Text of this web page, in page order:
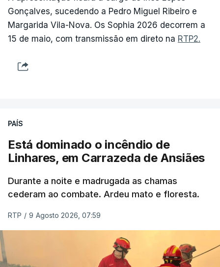
Gonçalves, sucedendo a Pedro Miguel Ribeiro e
Margarida Vila-Nova. Os Sophia 2026 decorrem a
15 de maio, com transmissão em direto na RTP2.
PAÍS
Está dominado o incêndio de
Linhares, em Carrazeda de Ansiães
Durante a noite e madrugada as chamas
cederam ao combate. Ardeu mato e floresta.
RTP / 9 Agosto 2026, 07:59